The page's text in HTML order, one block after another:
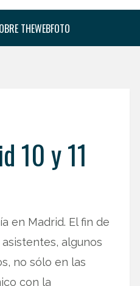
THEWEBFOTO
10 y 11
en Madrid. El fin de
algunos
no sólo en las
con la